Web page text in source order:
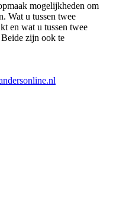
mogelijkheden om
Wat u tussen twee
en wat u tussen twee
zijn ook te